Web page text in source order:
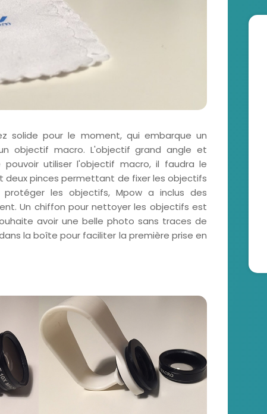
solide pour le moment, qui embarque un
objectif macro. L'objectif grand angle et
utiliser l'objectif macro, il faudra le
deux pinces permettant de fixer les objectifs
les objectifs, Mpow a inclus des
Un chiffon pour nettoyer les objectifs est
avoir une belle photo sans traces de
la boîte pour faciliter la première prise en